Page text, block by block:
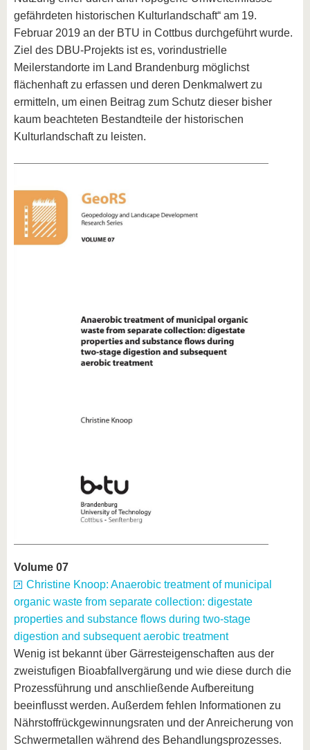
gefährdeten historischen Kulturlandschaft“ am 19.
Februar 2019 an der BTU in Cottbus durchgeführt wurde.
Ziel des DBU-Projekts ist es, vorindustrielle
Meilerstandorte im Land Brandenburg möglichst
flächenhaft zu erfassen und deren Denkmalwert zu
ermitteln, um einen Beitrag zum Schutz dieser bisher
kaum beachteten Bestandteile der historischen
Kulturlandschaft zu leisten.
Volume 07
Christine Knoop: Anaerobic treatment of municipal
organic waste from separate collection: digestate
properties and substance flows during two-stage
digestion and subsequent aerobic treatment
Wenig ist bekannt über Gärresteigenschaften aus der
zweistufigen Bioabfallvergärung und wie diese durch die
Prozessführung und anschließende Aufbereitung
beeinflusst werden. Außerdem fehlen Informationen zu
Nährstoffrückgewinnungsraten und der Anreicherung von
Schwermetallen während des Behandlungsprozesses.